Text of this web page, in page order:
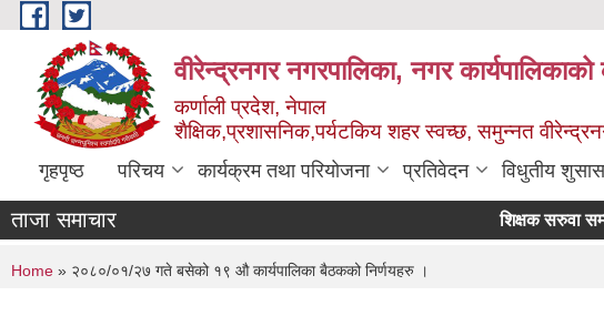
Skip to main content
वीरेन्द्रनगर नगरपालिका, नगर कार्यपालिकाको
कर्णाली प्रदेश, नेपाल
शैक्षिक,प्रशासनिक,पर्यटकिय शहर स्वच्छ, समुन्नत
गृहपृष्ठ परिचय कार्यक्रम तथा परियोजना प्रतिवेदन विधुतीय
ताजा समाचार शिक्षक सरुवा
You are here
Home » २०८०/०१/२७ गते बसेको १९ ‌औ कार्यपालिका बैठकको निर्णयहरु ।